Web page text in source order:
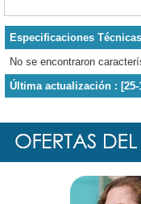
Especificaciones Técnicas
No se encontraron
Última actualización : [25-